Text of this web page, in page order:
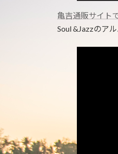
亀吉通販サイト
Soul &Jazzのア